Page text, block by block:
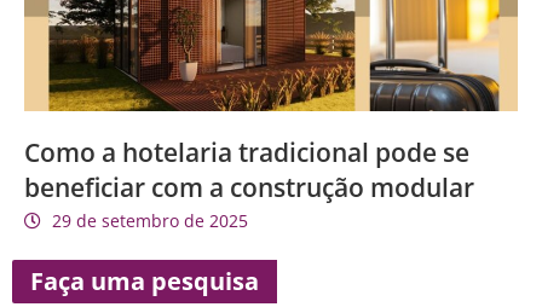
Como a hotelaria tradicional pode se
beneficiar com a construção modular
29 de setembro de 2025
Faça uma pesquisa